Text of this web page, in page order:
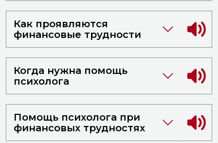
Как проявляются
финансовые трудности
Когда нужна помощь
психолога
Помощь психолога при
финансовых трудностях